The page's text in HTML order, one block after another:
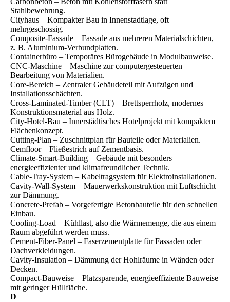
Stahlbewehrung.
Cityhaus – Kompakter Bau in Innenstadtlage, oft
mehrgeschossig.
Composite-Fassade – Fassade aus mehreren Materialschichten,
z. B. Aluminium-Verbundplatten.
Containerbüro – Temporäres Bürogebäude in Modulbauweise.
CNC-Maschine – Maschine zur computergesteuerten
Bearbeitung von Materialien.
Core-Bereich – Zentraler Gebäudeteil mit Aufzügen und
Installationsschächten.
Cross-Laminated-Timber (CLT) – Brettsperrholz, modernes
Konstruktionsmaterial aus Holz.
City-Hotel-Bau – Innerstädtisches Hotelprojekt mit kompaktem
Flächenkonzept.
Cutting-Plan – Zuschnittplan für Bauteile oder Materialien.
Cemfloor – Fließestrich auf Zementbasis.
Climate-Smart-Building – Gebäude mit besonders
energieeffizienter und klimafreundlicher Technik.
Cable-Tray-System – Kabeltragsystem für Elektroinstallationen.
Cavity-Wall-System – Mauerwerkskonstruktion mit Luftschicht
zur Dämmung.
Concrete-Prefab – Vorgefertigte Betonbauteile für den schnellen
Einbau.
Cooling-Load – Kühllast, also die Wärmemenge, die aus einem
Raum abgeführt werden muss.
Cement-Fiber-Panel – Faserzementplatte für Fassaden oder
Dachverkleidungen.
Cavity-Insulation – Dämmung der Hohlräume in Wänden oder
Decken.
Compact-Bauweise – Platzsparende, energieeffiziente Bauweise
mit geringer Hüllfläche.
D